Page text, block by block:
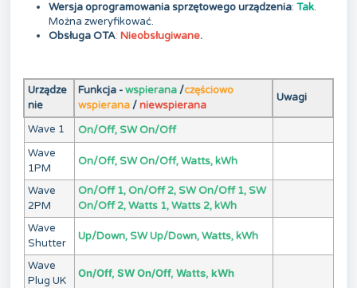
Wersja oprogramowania sprzętowego urządzenia: Tak.
Można zweryfikować.
Obsługa OTA: Nieobsługiwane.
Urządze
nie
Funkcja -wspierana/częściowo
wspierana/niewspierana
Uwagi
Wave 1
On/Off, SW On/Off
Wave
1PM
On/Off, SW On/Off, Watts, kWh
Wave
2PM
On/Off 1, On/Off 2, SW On/Off 1, SW
On/Off 2, Watts 1, Watts 2, kWh
Wave
Shutter
Up/Down, SW Up/Down, Watts, kWh
Wave
Plug UK
On/Off, SW On/Off, Watts, kWh